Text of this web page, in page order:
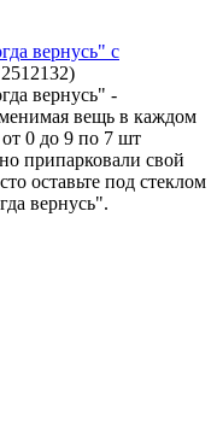
вернусь" с
2512132)
вернусь" -
вещь в каждом
0 до 9 по 7 шт
припарковали свой
оставьте под стеклом
вернусь".